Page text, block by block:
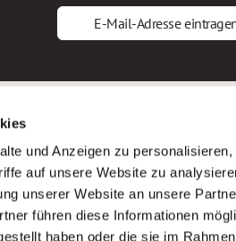
und Anzeigen zu
auf unsere Website zu
unserer Website an unsere
führen diese Informationen
haben oder die sie im
E-Mail-Adresse
AWO
Sitemap
Impressum